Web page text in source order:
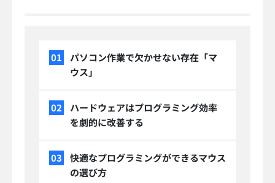
パソコン作業で欠かせない存在「マ
ウス」
ハードウェアはプログラミング効率
を劇的に改善する
快適なプログラミングができるマウス
の選び方